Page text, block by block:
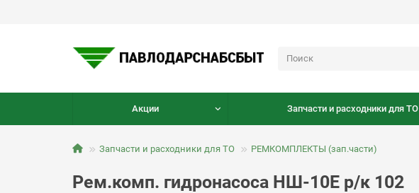
Акции Запчасти и расходники для ТО
Запчасти и расходники для ТО РЕМКОМПЛЕКТЫ (зап.части)
Рем.комп. гидронасоса НШ-10Е р/к 102